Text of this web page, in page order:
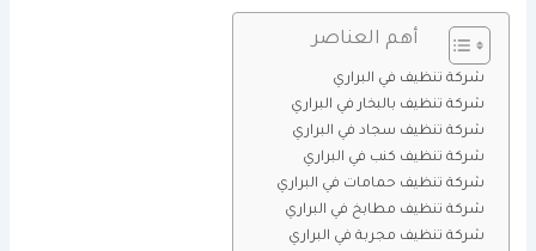
أهم العناصر
شركة تنظيف في البراري
شركة تنظيف بالبخار في البراري
شركة تنظيف سجاد في البراري
شركة تنظيف كنب في البراري
شركة تنظيف حمامات في البراري
شركة تنظيف مطابخ في البراري
شركة تنظيف مجربة في البراري